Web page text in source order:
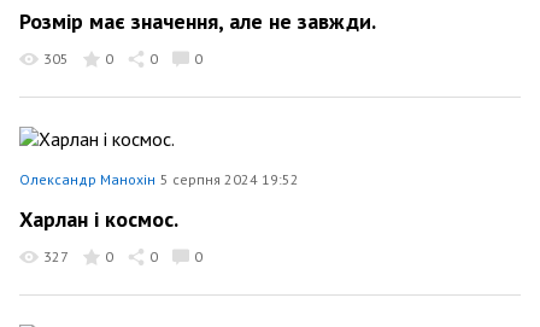
Розмір має значення, але не завжди.
305 0 0 0
Олександр Манохін 5 серпня 2024 19:52
Харлан і космос.
327 0 0 0